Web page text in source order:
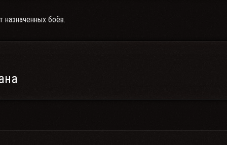
назначенных боёв.